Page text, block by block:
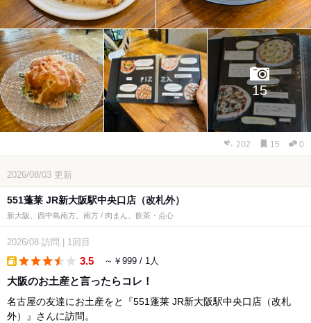
15
202 15 0
2026/08/03 更新
551蓬莱 JR新大阪駅中央口店（改札外）
新大阪、西中島南方、南方 / 肉まん、飲茶・点心
2026/08 訪問 1回目
3.5 ～￥999 / 1人
大阪のお土産と言ったらコレ！
名古屋の友達にお土産をと『551蓬莱 JR新大阪駅中央口店（改札
外）』さんに訪問。